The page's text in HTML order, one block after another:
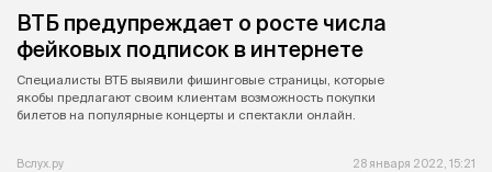
ВТБ предупреждает о росте числа
фейковых подписок в интернете
Специалисты ВТБ выявили фишинговые страницы, которые
якобы предлагают своим клиентам возможность покупки
билетов на популярные концерты и спектакли онлайн.
Вслух.ру 28 января 2022, 15:21